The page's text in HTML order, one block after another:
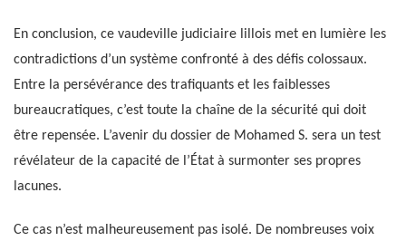
En conclusion, ce vaudeville judiciaire lillois met en lumière les
contradictions d’un système confronté à des défis colossaux.
Entre la persévérance des trafiquants et les faiblesses
bureaucratiques, c’est toute la chaîne de la sécurité qui doit
être repensée. L’avenir du dossier de Mohamed S. sera un test
révélateur de la capacité de l’État à surmonter ses propres
lacunes.
Ce cas n’est malheureusement pas isolé. De nombreuses voix